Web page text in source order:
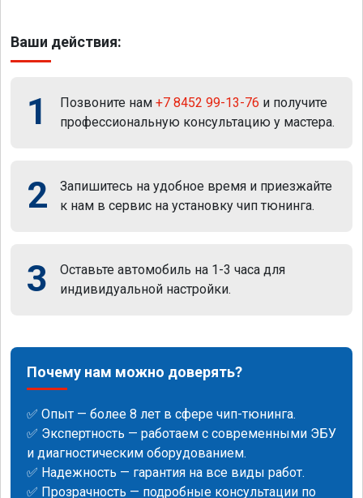
Ваши действия:
1 Позвоните нам +7 8452 99-13-76 и получите
профессиональную консультацию у мастера.
2
Запишитесь на удобное время и приезжайте
к нам в сервис на установку чип тюнинга.
3
Оставьте автомобиль на 1-3 часа для
индивидуальной настройки.
Почему нам можно доверять?
✅ Опыт — более 8 лет в сфере чип-тюнинга.
✅ Экспертность — работаем с современными ЭБУ
и диагностическим оборудованием.
✅ Надежность — гарантия на все виды работ.
✅ Прозрачность — подробные консультации по